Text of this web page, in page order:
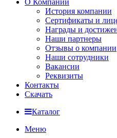
О Компании
История компании
Сертификаты и
Награды и
Наши партнеры
Отзывы о компании
Наши сотрудники
Вакансии
Реквизиты
Контакты
Скачать
Каталог
Меню